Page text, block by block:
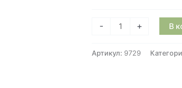
-
Количество
Вагонка
+ В
Артикул: 9729